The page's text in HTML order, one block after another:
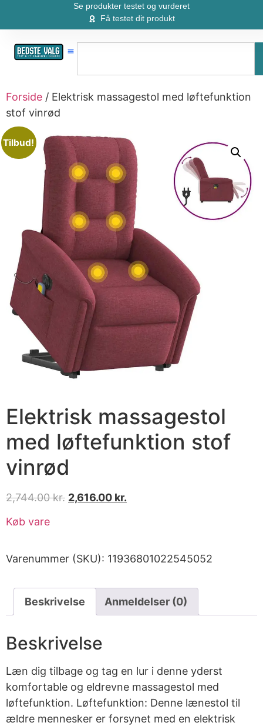
Se produkter testet og vurderet
Få testet dit produkt
Forside / Elektrisk massagestol med løftefunktion
stof vinrød
Tilbud!
Elektrisk massagestol
med løftefunktion stof
vinrød
2,744.00kr. 2,616.00 kr.
Køb vare
Varenummer (SKU): 11936801022545052
Beskrivelse Anmeldelser (0)
Beskrivelse
Læn dig tilbage og tag en lur i denne yderst
komfortable og eldrevne massagestol med
løftefunktion. Løftefunktion: Denne lænestol til
ældre mennesker er forsynet med en elektrisk